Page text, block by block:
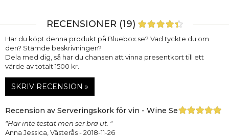
RECENSIONER (19)
Har du köpt denna produkt på Bluebox.se? Vad tyckte du om
den? Stämde beskrivningen?
Dela med dig, så har du chansen att vinna presentkort till ett
värde av totalt 1500 kr.
SKRIV RECENSION »
Recension av Serveringskork för vin - Wine Server
"Har inte testat men ser bra ut. "
Anna Jessica, Västerås- 2018-11-26